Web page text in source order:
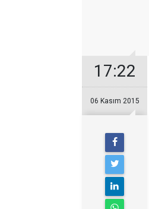
17:22
06 Kasım 2015